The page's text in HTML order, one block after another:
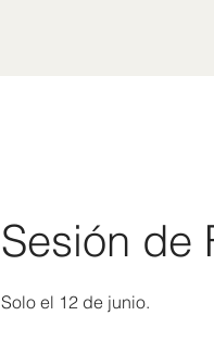
Sesión de
Solo el 12 de junio.